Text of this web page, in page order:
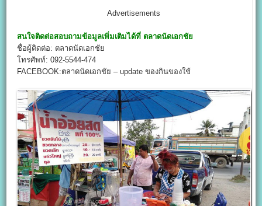
Advertisements
สนใจติดต่อสอบถามข้อมูลเพิ่มเติมได้ที่ ตลาดนัดเอกชัย
ชื่อผู้ติดต่อ: ตลาดนัดเอกชัย
โทรศัพท์: 092-5544-474
FACEBOOK:ตลาดนัดเอกชัย – update ของกินของใช้